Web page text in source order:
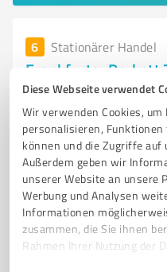
Diese Webseite verwendet
Wir verwenden Cookies,
personalisieren,
können und die Zugriffe auf
Außerdem geben wir
unserer Website an unsere
Werbung und Analysen
Informationen
zusammen, die Sie ihnen
Rahmen Ihrer Nutzung der
6 Stationärer Handel
Frankfurter Parkett
Fachhandel für
Frankfurter Parkett
BODENBELÄGE PARKETT
LAMINAT KORK VINYL
Berner Str. 97,
Tel. 069 150456620